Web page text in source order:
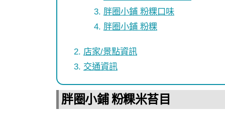
胖圈小鋪 粉粿口味
胖圈小鋪 粉粿
店家/景點資訊
交通資訊
胖圈小鋪 粉粿米苔目